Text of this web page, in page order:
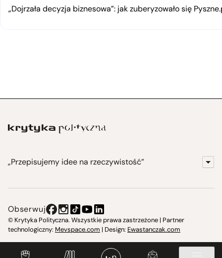
„Dojrzała decyzja biznesowa”: jak zuberyzowało się
„Przepisujemy idee na rzeczywistość”
Instytut Krytyki Politycznej
Obserwuj
© Krytyka Polityczna. Wszystkie prawa zastrzeżone | Partner
technologiczny: Mevspace.com | Design: Ewastanczak.com